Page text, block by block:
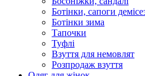
Ботінки, сапоги
Ботінки зима
Тапочки
Туфлі
Взуття для немовлят
Розпродаж взуття